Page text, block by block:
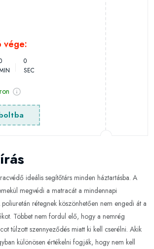
vége:
0
SEC
ideális segítőtárs minden háztartásba. A
megvédi a matracát a mindennapi
rétegnek köszönhetően nem engedi át a
Többet nem fordul elő, hogy a nemrég
túlzott szennyeződés miatt ki kell cserélni. Akik
különösen értékelni fogják, hogy nem kell